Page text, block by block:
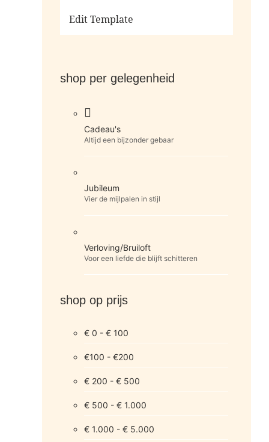
Edit Template
shop per gelegenheid
Cadeau's
Altijd een bijzonder gebaar
Jubileum
Vier de mijlpalen in stijl
Verloving/Bruiloft
Voor een liefde die blijft schitteren
shop op prijs
€ 0 - € 100
€100 - €200
€ 200 - € 500
€ 500 - € 1.000
€ 1.000 - € 5.000